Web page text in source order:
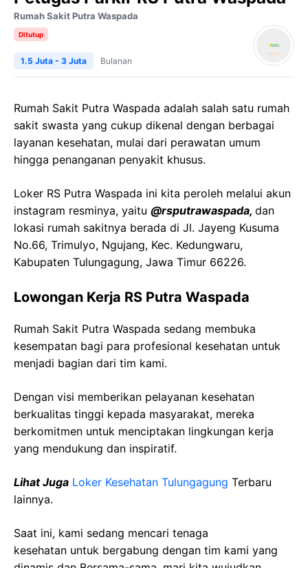
Rumah Sakit Putra Waspada
Ditutup
1.5 Juta - 3 Juta Bulanan
Rumah Sakit Putra Waspada adalah salah satu rumah
sakit swasta yang cukup dikenal dengan berbagai
layanan kesehatan, mulai dari perawatan umum
hingga penanganan penyakit khusus.
Loker RS Putra Waspada ini kita peroleh melalui akun
instagram resminya, yaitu @rsputrawaspada, dan
lokasi rumah sakitnya berada di Jl. Jayeng Kusuma
No.66, Trimulyo, Ngujang, Kec. Kedungwaru,
Kabupaten Tulungagung, Jawa Timur 66226.
Lowongan Kerja RS Putra Waspada
Rumah Sakit Putra Waspada sedang membuka
kesempatan bagi para profesional kesehatan untuk
menjadi bagian dari tim kami.
Dengan visi memberikan pelayanan kesehatan
berkualitas tinggi kepada masyarakat, mereka
berkomitmen untuk menciptakan lingkungan kerja
yang mendukung dan inspiratif.
Lihat Juga Loker Kesehatan Tulungagung Terbaru
lainnya.
Saat ini, kami sedang mencari tenaga
kesehatan untuk bergabung dengan tim kami yang